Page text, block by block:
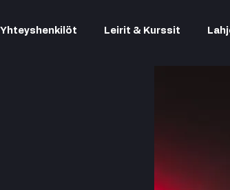
Yhteyshenkilöt Leirit & Kurssit